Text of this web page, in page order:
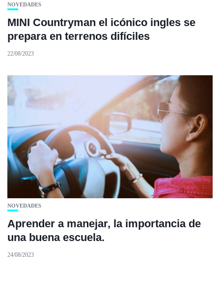
NOVEDADES
MINI Countryman el icónico ingles se
prepara en terrenos difíciles
22/08/2023
NOVEDADES
Aprender a manejar, la importancia de
una buena escuela.
24/08/2023